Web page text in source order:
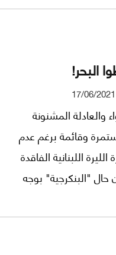
بين كل هذه
حلبة الصراع مع
البحر!
17/06/2021
والعادلة المشنونة
وقائمة برغم عدم
اللبنانية الفاقدة
حال "البنكرجية" بوجه